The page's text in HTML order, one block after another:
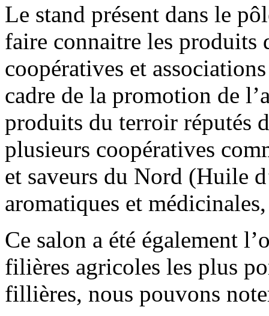
Le stand présent dans le
faire connaitre les produits
coopératives et
cadre de la promotion de
produits du terroir réputés
plusieurs coopératives
et saveurs du Nord (Huile
aromatiques et
Ce salon a été également
filières agricoles les plus
fillières, nous pouvons